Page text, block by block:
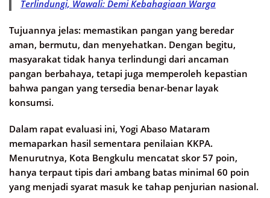
Terlindungi, Wawali: Demi Kebahagiaan Warga
Tujuannya jelas: memastikan pangan yang beredar
aman, bermutu, dan menyehatkan. Dengan begitu,
masyarakat tidak hanya terlindungi dari ancaman
pangan berbahaya, tetapi juga memperoleh kepastian
bahwa pangan yang tersedia benar-benar layak
konsumsi.
Dalam rapat evaluasi ini, Yogi Abaso Mataram
memaparkan hasil sementara penilaian KKPA.
Menurutnya, Kota Bengkulu mencatat skor 57 poin,
hanya terpaut tipis dari ambang batas minimal 60 poin
yang menjadi syarat masuk ke tahap penjurian nasional.